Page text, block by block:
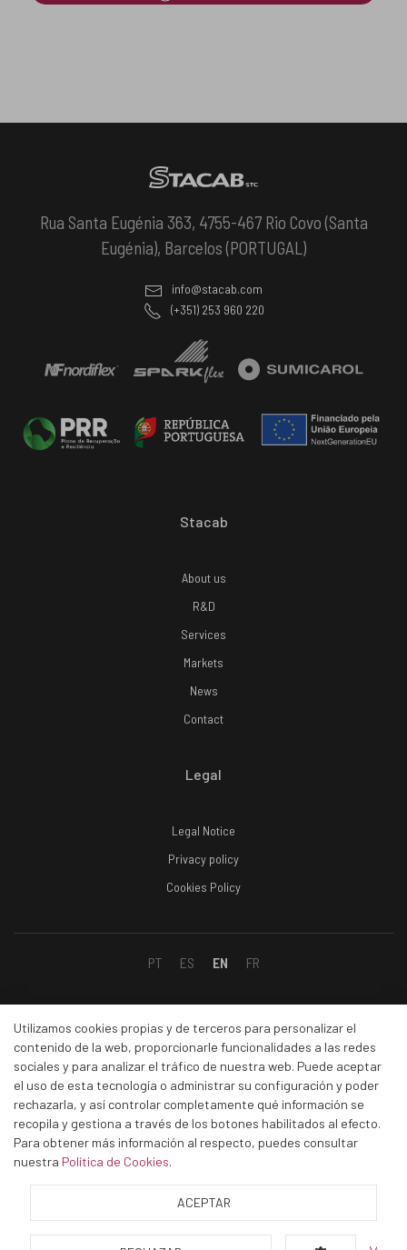
Rua Santa Eugénia 363, 4755-467 Rio Covo (Santa
Eugénia), Barcelos (PORTUGAL)
info@stacab.com
(+351) 253 960 220
Stacab
About us
R&D
Services
Markets
News
Contact
Legal
Legal Notice
Privacy policy
Cookies Policy
PT ES EN FR
Facebook
Linkedin
Instagram
© Stacab. Abrasivos técnicos.All rights reserved.
Utilizamos cookies propias y de terceros para personalizar el
contenido de la web, proporcionarle funcionalidades a las redes
sociales y para analizar el tráfico de nuestra web. Puede aceptar
el uso de esta tecnología o administrar su configuración y poder
rechazarla, y así controlar completamente qué información se
recopila y gestiona a través de los botones habilitados al efecto.
Para obtener más información al respecto, puedes consultar
nuestra Política de Cookies.
ACEPTAR